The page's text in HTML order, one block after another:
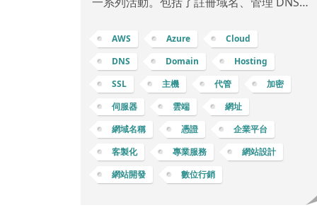
有網域、以及配置 SSL (Secure Sockets
Layer) 等，下面將逐步解釋： 註冊域名：註
冊域名是指在網際網路上獨特的名稱，如
「example.com」或「mybusiness.net」。
您可以通過註冊域名服務提供商 (例如
GoDaddy、Namecheap 等) 購買域名，這通
常是每年支付費用。DNS：域名系統 (DNS) 是
AWS Azure
Cloud
DNS
Domain
Hosting
SSL
主機 代管
加密
伺服器
雲端
網址
網域名稱
憑證
企業平台
客製化
專業服務
網站設計
網站開發
數位行銷